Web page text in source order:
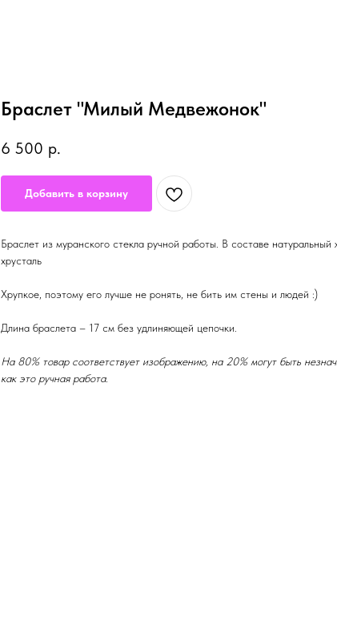
Браслет "Милый Медвежонок"
6 500 р.
Добавить в корзину
Браслет из муранского стекла ручной работы. В составе натуральный
хрусталь
Хрупкое, поэтому его лучше не ронять, не бить им стены и людей :)
Длина браслета – 17 см без удлиняющей цепочки.
На 80% товар соответствует изображению, на 20% могут быть
как это ручная работа.